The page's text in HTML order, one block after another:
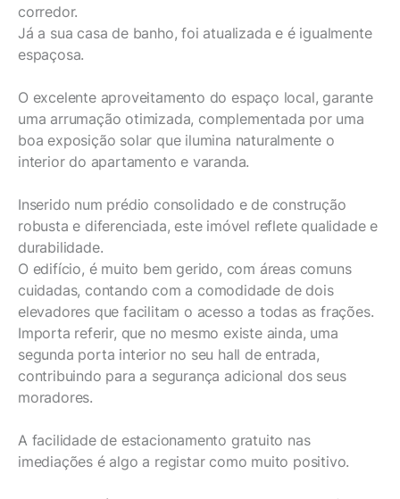
corredor.
Já a sua casa de banho, foi atualizada e é igualmente
espaçosa.
O excelente aproveitamento do espaço local, garante
uma arrumação otimizada, complementada por uma
boa exposição solar que ilumina naturalmente o
interior do apartamento e varanda.
Inserido num prédio consolidado e de construção
robusta e diferenciada, este imóvel reflete qualidade e
durabilidade.
O edifício, é muito bem gerido, com áreas comuns
cuidadas, contando com a comodidade de dois
elevadores que facilitam o acesso a todas as frações.
Importa referir, que no mesmo existe ainda, uma
segunda porta interior no seu hall de entrada,
contribuindo para a segurança adicional dos seus
moradores.
A facilidade de estacionamento gratuito nas
imediações é algo a registar como muito positivo.